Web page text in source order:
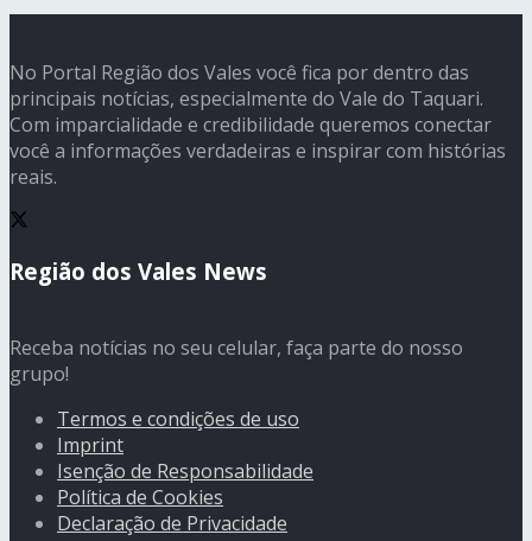
No Portal Região dos Vales você fica por dentro das
principais notícias, especialmente do Vale do Taquari.
Com imparcialidade e credibilidade queremos conectar
você a informações verdadeiras e inspirar com histórias
reais.
Região dos Vales News
Receba notícias no seu celular, faça parte do nosso
grupo!
Termos e condições de uso
Imprint
Isenção de Responsabilidade
Política de Cookies
Declaração de Privacidade